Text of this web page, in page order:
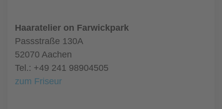
Haaratelier on Farwickpark
Passstraße 130A
52070 Aachen
Tel.: +49 241 98904505
zum Friseur